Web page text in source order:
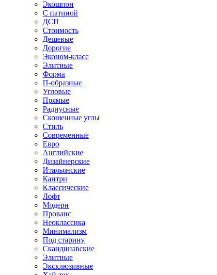
Экошпон
С патиной
ДСП
Стоимость
Дешевые
Дорогие
Эконом-класс
Элитные
Форма
П-образные
Угловые
Прямые
Радиусные
Скошенные углы
Стиль
Современные
Евро
Английские
Дизайнерские
Итальянские
Кантри
Классические
Лофт
Модерн
Прованс
Неоклассика
Минимализм
Под старину
Скандинавские
Элитные
Эксклюзивные